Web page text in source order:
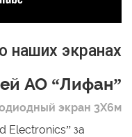
наших экранах
АО “Лифан”
экран 3Х6м
Electronics” за